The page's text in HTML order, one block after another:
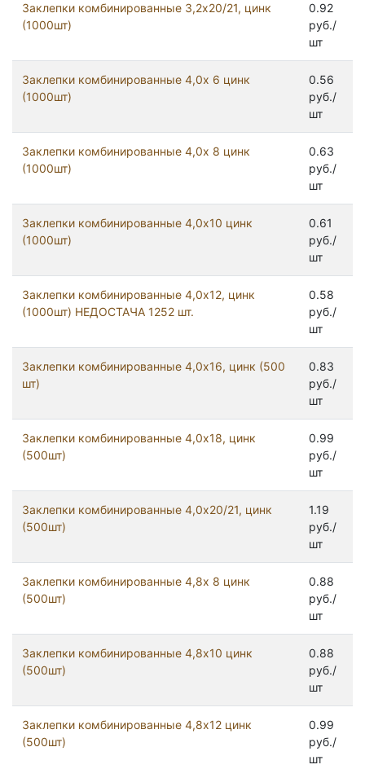
Заклепки комбинированные 3,2x20/21, цинк
(1000шт)
0.92
руб./
шт
Заклепки комбинированные 4,0x 6 цинк
(1000шт)
0.56
руб./
шт
Заклепки комбинированные 4,0x 8 цинк
(1000шт)
0.63
руб./
шт
Заклепки комбинированные 4,0х10 цинк
(1000шт)
0.61
руб./
шт
Заклепки комбинированные 4,0х12, цинк
(1000шт) НЕДОСТАЧА 1252 шт.
0.58
руб./
шт
Заклепки комбинированные 4,0х16, цинк (500
шт)
0.83
руб./
шт
Заклепки комбинированные 4,0х18, цинк
(500шт)
0.99
руб./
шт
Заклепки комбинированные 4,0х20/21, цинк
(500шт)
1.19
руб./
шт
Заклепки комбинированные 4,8x 8 цинк
(500шт)
0.88
руб./
шт
Заклепки комбинированные 4,8х10 цинк
(500шт)
0.88
руб./
шт
Заклепки комбинированные 4,8х12 цинк
(500шт)
0.99
руб./
шт